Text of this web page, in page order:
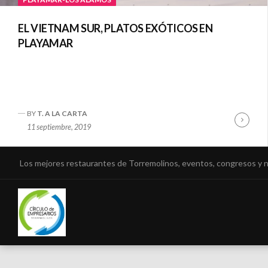
EL VIETNAM SUR, PLATOS EXÓTICOS EN
PLAYAMAR
BY T. A LA CARTA
11 septiembre, 2019
Los mejores restaurantes de Torremolinos, eventos, congresos y